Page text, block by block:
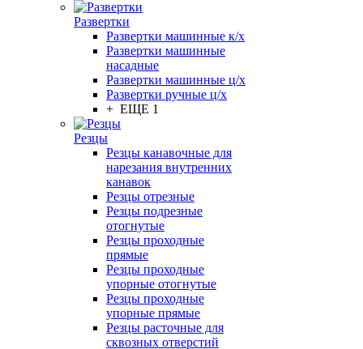
Развертки
Развертки машинные к/х
Развертки машинные
насадные
Развертки машинные ц/х
Развертки ручные ц/х
+ ЕЩЕ 1
Резцы
Резцы канавочные для
нарезания внутренних
канавок
Резцы отрезные
Резцы подрезные
отогнутые
Резцы проходные
прямые
Резцы проходные
упорные отогнутые
Резцы проходные
упорные прямые
Резцы расточные для
сквозных отверстий